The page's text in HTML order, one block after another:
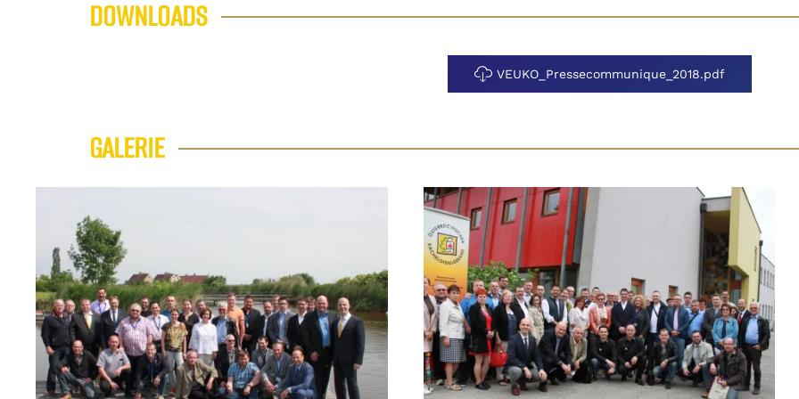
DOWNLOADS
VEUKO_Pressecommunique_2018.pdf
GALERIE
+ +